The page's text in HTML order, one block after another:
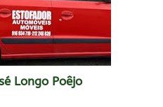
Longo Poêjo